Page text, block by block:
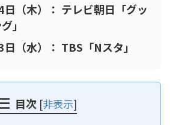
（木）： テレビ朝日「グッ
」
（水）： TBS「Nスタ」
目次 [非表示]